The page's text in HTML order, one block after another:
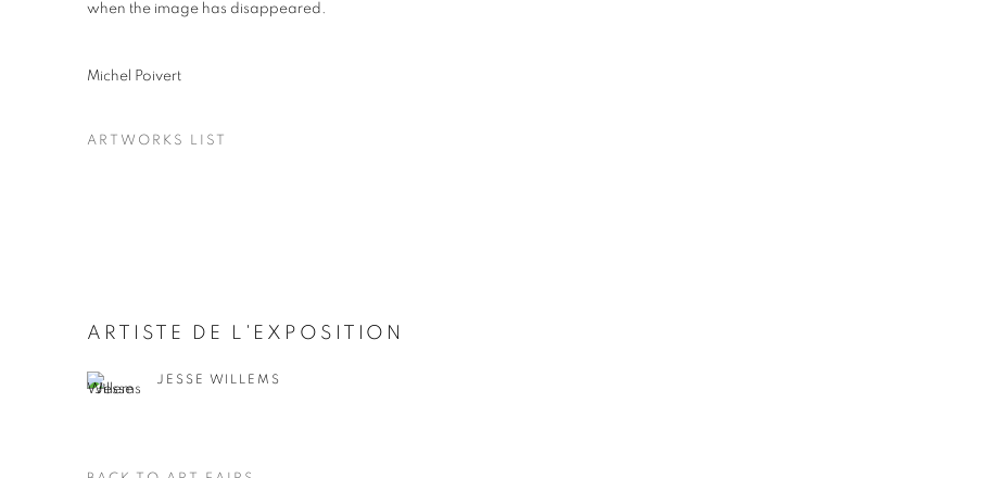
when the image has disappeared.
Michel Poivert
ARTWORKS LIST
ARTISTE DE L'EXPOSITION
JESSE WILLEMS